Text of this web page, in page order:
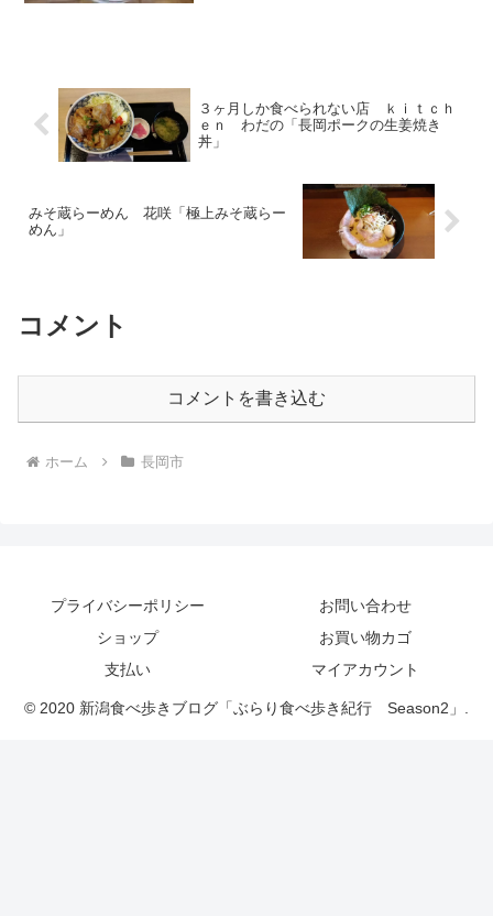
３ヶ月しか食べられない店 ｋｉｔｃｈ
ｅｎ わだの「長岡ポークの生姜焼き
丼」
みそ蔵らーめん 花咲「極上みそ蔵らー
めん」
コメント
コメントを書き込む
ホーム 長岡市
プライバシーポリシー
お問い合わせ
ショップ
お買い物カゴ
支払い
マイアカウント
© 2020 新潟食べ歩きブログ「ぶらり食べ歩き紀行 Season2」.